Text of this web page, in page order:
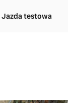
Jazda testowa